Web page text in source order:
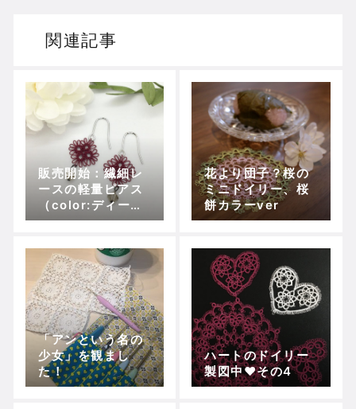
関連記事
販売開始：繊細レ
ースの軽量ピアス
（color:ディープ
レッド）
花より団子？桜の
ミニドイリー、桜
餅カラーver
「アンという名の
少女」を観まし
た！
ハートのドイリー
製図中❤︎その4